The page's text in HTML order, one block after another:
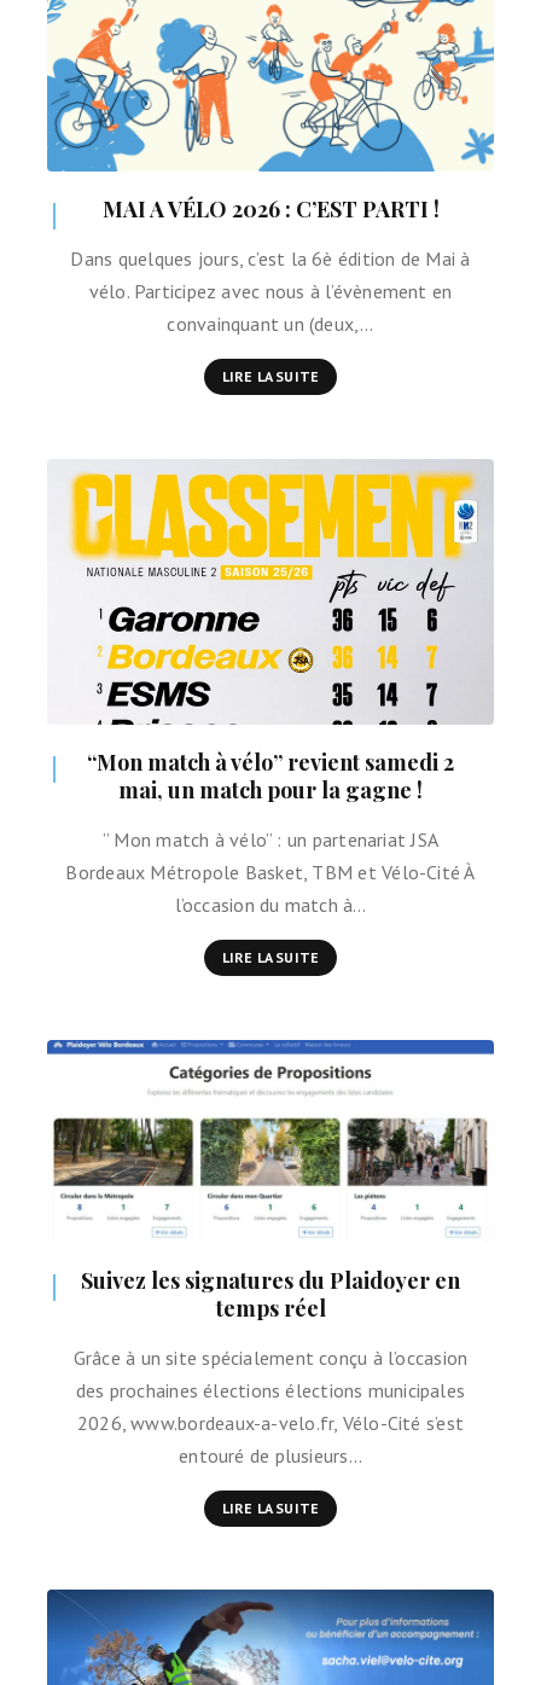
MAI A VÉLO 2026 : C’EST PARTI !
Dans quelques jours, c’est la 6è édition de Mai à
vélo. Participez avec nous à l’évènement en
convainquant un (deux,…
LIRE LA SUITE
“Mon match à vélo” revient samedi 2
mai, un match pour la gagne !
” Mon match à vélo” : un partenariat JSA
Bordeaux Métropole Basket, TBM et Vélo-Cité À
l’occasion du match à…
LIRE LA SUITE
Suivez les signatures du Plaidoyer en
temps réel
Grâce à un site spécialement conçu à l’occasion
des prochaines élections élections municipales
2026, www.bordeaux-a-velo.fr, Vélo-Cité s’est
entouré de plusieurs…
LIRE LA SUITE